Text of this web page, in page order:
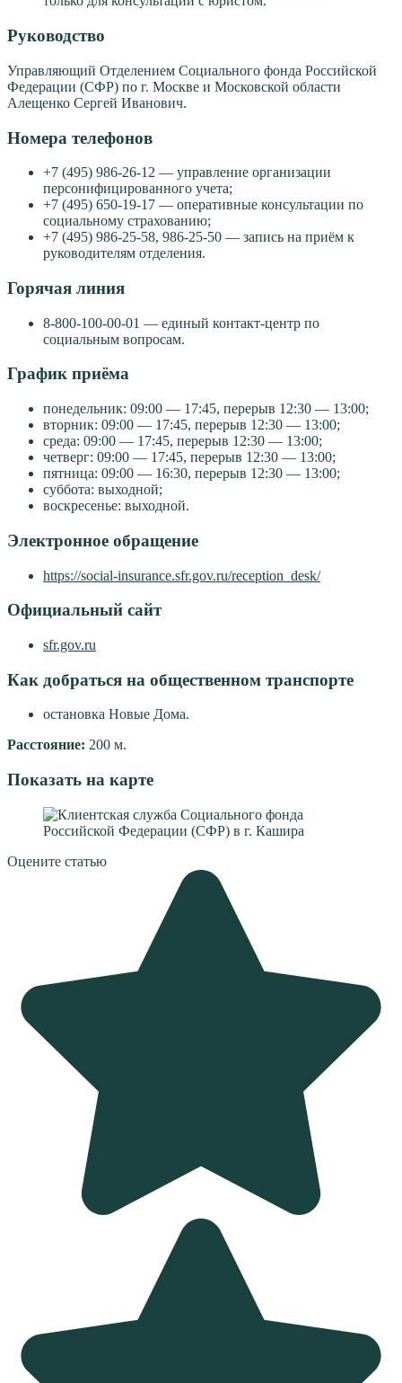
Руководство
Управляющий Отделением Социального фонда Российской
Федерации (СФР) по г. Москве и Московской области
Алещенко Сергей Иванович.
Номера телефонов
+7 (495) 986-26-12 — управление организации
персонифицированного учета;
+7 (495) 650-19-17 — оперативные консультации по
социальному страхованию;
+7 (495) 986-25-58, 986-25-50 — запись на приём к
руководителям отделения.
Горячая линия
8-800-100-00-01 — единый контакт-центр по
социальным вопросам.
График приёма
понедельник: 09:00 — 17:45, перерыв 12:30 — 13:00;
вторник: 09:00 — 17:45, перерыв 12:30 — 13:00;
среда: 09:00 — 17:45, перерыв 12:30 — 13:00;
четверг: 09:00 — 17:45, перерыв 12:30 — 13:00;
пятница: 09:00 — 16:30, перерыв 12:30 — 13:00;
суббота: выходной;
воскресенье: выходной.
Электронное обращение
https://social-insurance.sfr.gov.ru/reception_desk/
Официальный сайт
sfr.gov.ru
Как добраться на общественном транспорте
остановка Новые Дома.
Расстояние: 200 м.
Показать на карте
Оцените статью